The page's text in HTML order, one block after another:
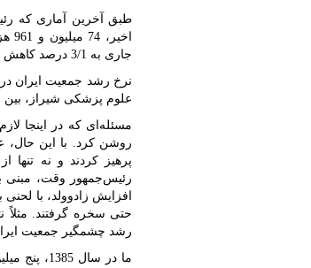
طبق آخرین آماری که
جاری به 3‌/‌1 درصد کاهش یافته، در حالی که این نرخ در سال 85 حدود 6‌/‌1 درصد بود.»
علوم پزشکی شیراز، بین سال‌های 1415 تا 1420، صفر خواهد شد و بعد از آن،
مسئله‌ای که در اینجا
روشن کرد. با این حال،
پرهیز کردند و نه تنها
رئیس‌جمهور وقت، مبنی
افزایش زادوولد، با
رشد چشمگیر جمعیت